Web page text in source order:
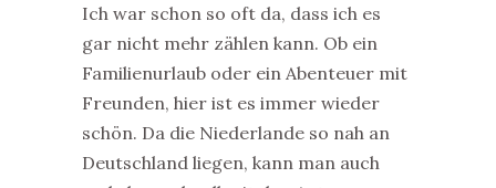
Ich war schon so oft da, dass ich es
gar nicht mehr zählen kann. Ob ein
Familienurlaub oder ein Abenteuer mit
Freunden, hier ist es immer wieder
schön. Da die Niederlande so nah an
Deutschland liegen, kann man auch